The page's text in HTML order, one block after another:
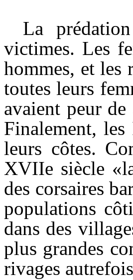
La
victimes. Les
hommes, et les
toutes leurs
avaient peur
Finalement,
leurs côtes.
XVIIe siècle
des corsaires
populations
dans des
plus grandes
rivages